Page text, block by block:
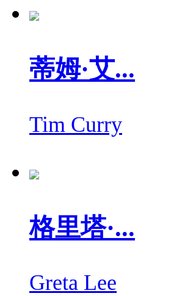
蒂姆·艾...
Tim Curry
格里塔·...
Greta Lee